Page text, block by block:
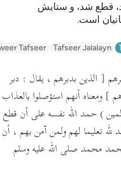
قطع شد، و ستایش
است.
Tafseer Jalalayn
Tafseer
[ الذين بدبرهم ، يقال : دبر
] ومعناه أنهم استؤصلوا بالعذاب
) حمد الله نفسه على أن قطع
تعليما لهم ولمن آمن بهم ، أن
محمد صلى الله عليه وسلم